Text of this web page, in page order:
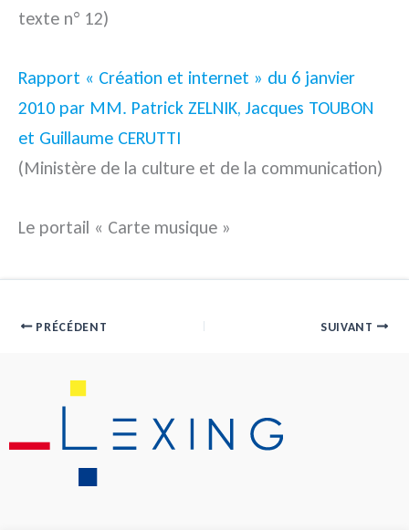
texte n° 12)
Rapport « Création et internet » du 6 janvier
2010 par MM. Patrick ZELNIK, Jacques TOUBON
et Guillaume CERUTTI
(Ministère de la culture et de la communication)
Le portail « Carte musique »
PRÉCÉDENT SUIVANT